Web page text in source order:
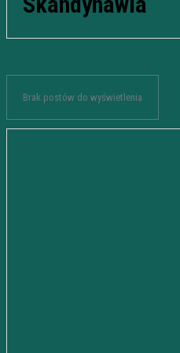
Brak postów do wyświetlenia